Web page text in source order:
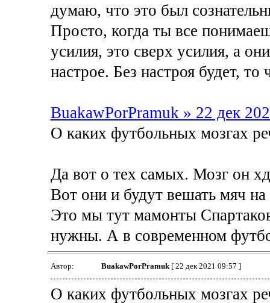
думаю, что это был
Просто, когда ты все
усилия, это сверх усилия, а
настрое. Без настроя будет,
BuakawPorPramuk » 22 дек
О каких футбольных мозгах
Да вот о тех самых. Мозг он
Вот они и будут вешать мяч
Это мы тут мамонты
нужны. А в современном
Автор: BuakawPorPramuk[ 22 дек 2021 09:57 ]
О каких футбольных мозгах